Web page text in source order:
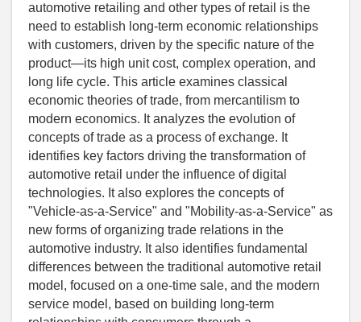
automotive retailing and other types of retail is the
need to establish long-term economic relationships
with customers, driven by the specific nature of the
product—its high unit cost, complex operation, and
long life cycle. This article examines classical
economic theories of trade, from mercantilism to
modern economics. It analyzes the evolution of
concepts of trade as a process of exchange. It
identifies key factors driving the transformation of
automotive retail under the influence of digital
technologies. It also explores the concepts of
"Vehicle-as-a-Service" and "Mobility-as-a-Service" as
new forms of organizing trade relations in the
automotive industry. It also identifies fundamental
differences between the traditional automotive retail
model, focused on a one-time sale, and the modern
service model, based on building long-term